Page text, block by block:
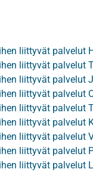
liittyvät palvelut
liittyvät palvelut
liittyvät palvelut
liittyvät palvelut
liittyvät palvelut
liittyvät palvelut
liittyvät palvelut
liittyvät palvelut
liittyvät palvelut